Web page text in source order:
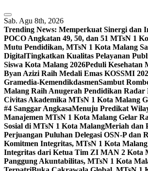
Sab. Agu 8th, 2026
Trending News: Memperkuat Sinergi dan
POCO Angkatan 49, 50, dan 51 MTsN 1
Mutu Pendidikan, MTsN 1 Kota Malang
DigitalTingkatkan Kualitas Pelayanan
Siswa Kota Malang 2026Peduli Kesehatan
Byan Azizi Raih Medali Emas KOSSMI
Gramedia-KemendikdasmenSambut
Malang Raih Anugerah Pendidikan Radar
Civitas Akademika MTsN 1 Kota Malang
#4 Sanggar AngkasaMenuju Predikat
Manajemen MTsN 1 Kota Malang Gelar
Sosial di MTsN 1 Kota MalangMeriah dan
Perjuangan Puluhan Delegasi OSN-P dan
Komitmen Integritas, MTsN 1 Kota
Integritas dari Ketua Tim ZI MAN 2 Kota
Panggung Akuntabilitas, MTsN 1 Kota